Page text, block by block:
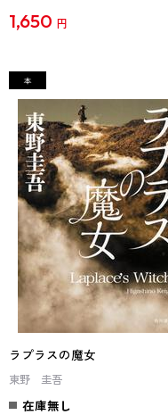
1,650 円
ラプラスの魔女
東野 圭吾
在庫無し